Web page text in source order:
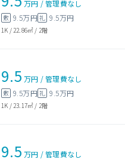
万円 /管理費なし
敷 9.5万円礼 9.5万円
1K / 22.86㎡ / 2階
9.5 万円 /管理費なし
敷 9.5万円礼 9.5万円
1K / 23.17㎡ / 2階
9.5 万円 /管理費なし